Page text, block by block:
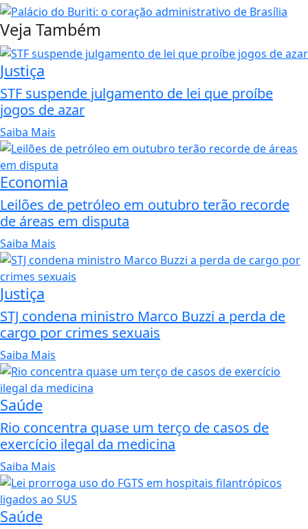
Veja Também
Justiça
STF suspende julgamento de lei que proíbe
jogos de azar
Saiba Mais
Economia
Leilões de petróleo em outubro terão recorde
de áreas em disputa
Saiba Mais
Justiça
STJ condena ministro Marco Buzzi a perda de
cargo por crimes sexuais
Saiba Mais
Saúde
Rio concentra quase um terço de casos de
exercício ilegal da medicina
Saiba Mais
Saúde